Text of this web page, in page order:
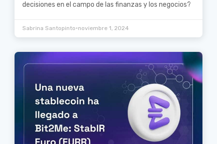
decisiones en el campo de las finanzas y los negocios?
Sabrina Santopinto•noviembre 1, 2024